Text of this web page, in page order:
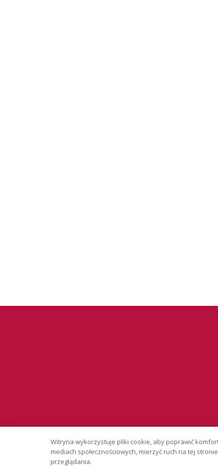
Copyright
Witryna wykorzystuje pliki cookie, aby poprawić
mediach społecznościowych, mierzyć ruch na tej
przeglądania.